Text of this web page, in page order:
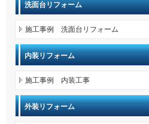
洗面台リフォーム
施工事例 洗面台リフォーム
内装リフォーム
施工事例 内装工事
外装リフォーム